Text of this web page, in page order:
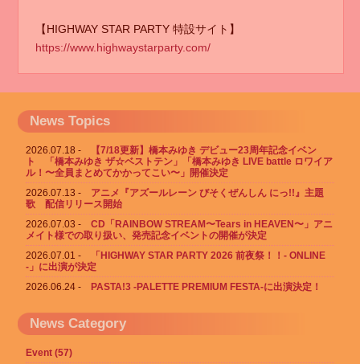
【HIGHWAY STAR PARTY 特設サイト】
https://www.highwaystarparty.com/
News Topics
2026.07.18
【7/18更新】橋本みゆき デビュー23周年記念イベン
ト 「橋本みゆき ザ☆ベストテン」「橋本みゆき LIVE battle ロワイア
ル！〜全員まとめてかかってこい〜」開催決定
2026.07.13
アニメ『アズールレーン びそくぜんしん にっ!!』主題
歌 配信リリース開始
2026.07.03
CD「RAINBOW STREAM〜Tears in HEAVEN〜」アニ
メイト様での取り扱い、発売記念イベントの開催が決定
2026.07.01
「HIGHWAY STAR PARTY 2026 前夜祭！！- ONLINE
-」に出演が決定
2026.06.24
PASTA!3 -PALETTE PREMIUM FESTA-に出演決定！
News Category
Event (57)